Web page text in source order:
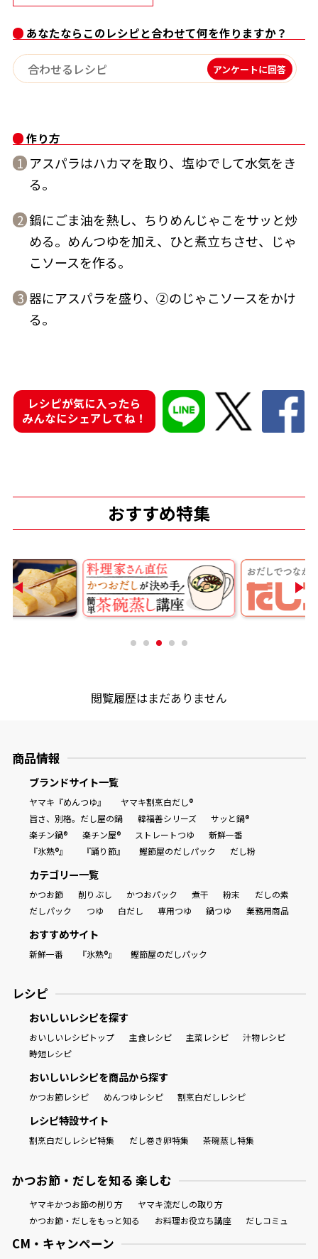
楽チン屋® ストレートつゆ
新鮮一番 『氷熟®』
『踊り節』
鰹節屋の
だしパック
だし粉
新鮮一番
氷熟®︎
だしパック
割烹白だしレシピ特集
だし巻き卵特集
あなたならこのレシピと合わせて何を作りますか？
アンケートに回答
作り方
1 アスパラはハカマを取り、塩ゆでして水気をき
る。
2 鍋にごま油を熱し、ちりめんじゃこをサッと炒
める。めんつゆを加え、ひと煮立ちさせ、じゃ
こソースを作る。
3 器にアスパラを盛り、②のじゃこソースをかけ
る。
レシピが気に入ったら
みんなにシェアしてね！
おすすめ特集
閲覧履歴はまだありません
商品情報
ブランドサイト一覧
ヤマキ『めんつゆ』
ヤマキ割烹白だし®
旨さ、別格。だし屋の鍋
韓福善シリーズ
サッと鍋®
楽チン鍋®
楽チン屋® ストレートつゆ
新鮮一番
『氷熟®』
『踊り節』 鰹節屋のだしパック だし粉
カテゴリー一覧
かつお節 削りぶし かつおパック 煮干 粉末
だしの素
だしパック
つゆ 白だし 専用つゆ 鍋つゆ 業務用商品
おすすめサイト
新鮮一番 『氷熟®』 鰹節屋のだしパック
レシピ
おいしいレシピを探す
おいしいレシピトップ 主食レシピ 主菜レシピ
汁物レシピ
時短レシピ
おいしいレシピを商品から探す
かつお節レシピ めんつゆレシピ 割烹白だしレシピ
レシピ特設サイト
割烹白だしレシピ特集 だし巻き卵特集 茶碗蒸し特集
かつお節・だしを知る 楽しむ
ヤマキかつお節の削り方
ヤマキ流だしの取り方
かつお節・だしをもっと知る
お料理お役立ち講座 だしコミュ
CM・キャンペーン